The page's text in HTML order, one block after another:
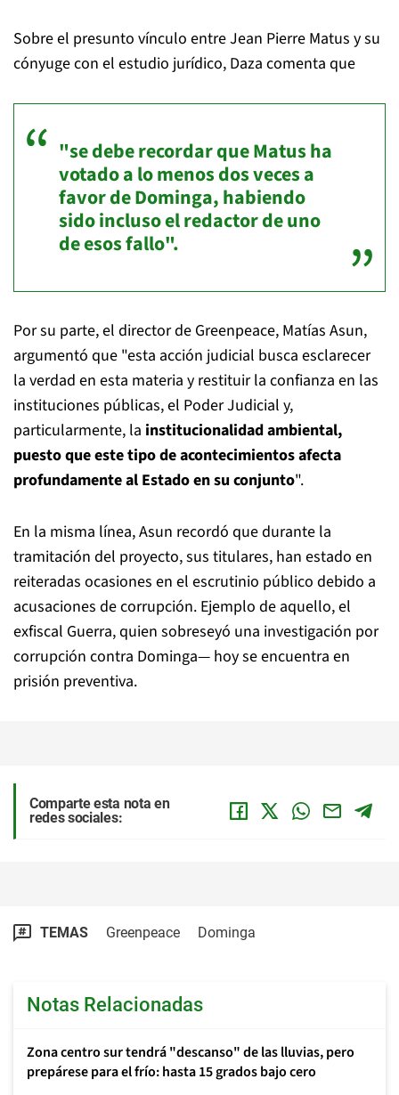
Sobre el presunto vínculo entre Jean Pierre Matus y su
cónyuge con el estudio jurídico, Daza comenta que
"se debe recordar que Matus ha
votado a lo menos dos veces a
favor de Dominga, habiendo
sido incluso el redactor de uno
de esos fallo".
Por su parte, el director de Greenpeace, Matías Asun,
argumentó que "esta acción judicial busca esclarecer
la verdad en esta materia y restituir la confianza en las
instituciones públicas, el Poder Judicial y,
particularmente, la institucionalidad ambiental,
puesto que este tipo de acontecimientos afecta
profundamente al Estado en su conjunto".
En la misma línea, Asun recordó que durante la
tramitación del proyecto, sus titulares, han estado en
reiteradas ocasiones en el escrutinio público debido a
acusaciones de corrupción. Ejemplo de aquello, el
exfiscal Guerra, quien sobreseyó una investigación por
corrupción contra Dominga— hoy se encuentra en
prisión preventiva.
Comparte esta nota en
redes sociales:
TEMAS Greenpeace Dominga
Notas Relacionadas
Zona centro sur tendrá "descanso" de las lluvias, pero
prepárese para el frío: hasta 15 grados bajo cero